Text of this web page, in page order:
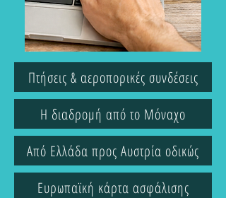
Πτήσεις & αεροπορικές συνδέσεις
Η διαδρομή από το Μόναχο
Από Ελλάδα προς Αυστρία οδικώς
Ευρωπαϊκή κάρτα ασφάλισης